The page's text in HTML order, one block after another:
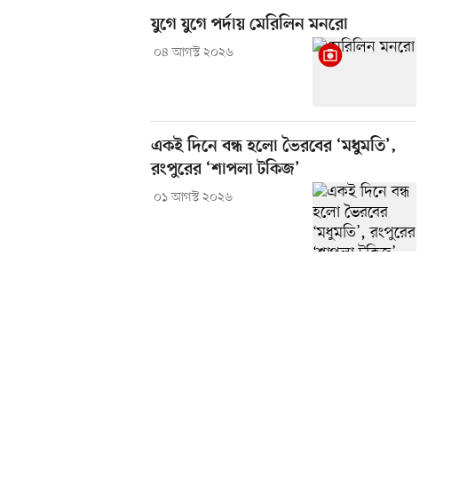
যুগে যুগে পর্দায় মেরিলিন মনরো
০৪ আগস্ট ২০২৬
একই দিনে বন্ধ হলো ভৈরবের ‘মধুমতি’,
রংপুরের ‘শাপলা টকিজ’
০১ আগস্ট ২০২৬